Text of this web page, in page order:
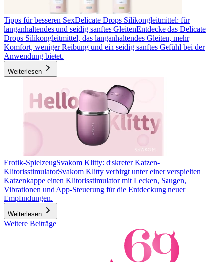
Tipps für besseren SexDelicate Drops Silikongleitmittel: für
langanhaltendes und seidig sanftes GleitenEntdecke das Delicate
Drops Silikongleitmittel, das langanhaltendes Gleiten, mehr
Komfort, weniger Reibung und ein seidig sanftes Gefühl bei der
Anwendung bietet.
Weiterlesen
Erotik-SpielzeugSvakom Klitty: diskreter Katzen-
KlitorisstimulatorSvakom Klitty verbirgt unter einer verspielten
Katzenkappe einen Klitorisstimulator mit Lecken, Saugen,
Vibrationen und App-Steuerung für die Entdeckung neuer
Empfindungen.
Weiterlesen
Weitere Beiträge